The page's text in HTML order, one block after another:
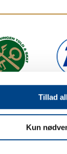
Tillad
Kun